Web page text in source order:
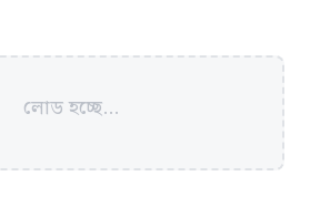
লোড হচ্ছে...